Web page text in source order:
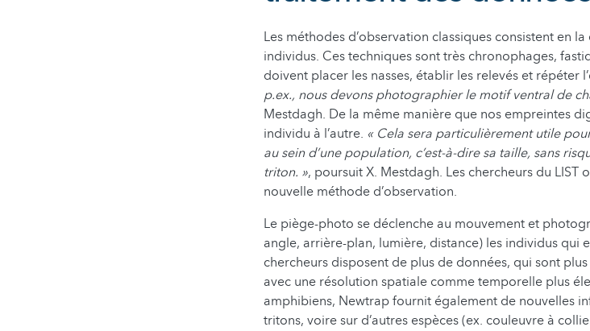
Les méthodes d’observation classiques consistent en
individus. Ces techniques sont très chronophages,
doivent placer les nasses, établir les relevés et répéter
p.ex., nous devons photographier le motif ventral de
Mestdagh. De la même manière que nos empreintes
individu à l’autre. « Cela sera particulièrement utile
au sein d’une population, c’est-à-dire sa taille, sans
triton. », poursuit X. Mestdagh. Les chercheurs du LIST
nouvelle méthode d’observation.
Le piège-photo se déclenche au mouvement et
angle, arrière-plan, lumière, distance) les individus qui
chercheurs disposent de plus de données, qui sont
avec une résolution spatiale comme temporelle plus
amphibiens, Newtrap fournit également de nouvelles
tritons, voire sur d’autres espèces (ex. couleuvre à